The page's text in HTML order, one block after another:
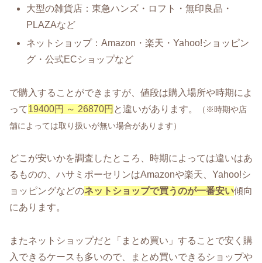
大型の雑貨店：東急ハンズ・ロフト・無印良品・
PLAZAなど
ネットショップ：Amazon・楽天・Yahoo!ショッピン
グ・公式ECショップなど
で購入することができますが、値段は購入場所や時期によ
って19400円 ～ 26870円 と違いがあります。
（※時期や店
舗によっては取り扱いが無い場合があります）
どこが安いかを調査したところ、時期によっては違いはあ
るものの、ハサミポーセリンはAmazonや楽天、Yahoo!シ
ョッピングなどのネットショップで買うのが一番安い傾向
にあります。
またネットショップだと「まとめ買い」することで安く購
入できるケースも多いので、まとめ買いできるショップや